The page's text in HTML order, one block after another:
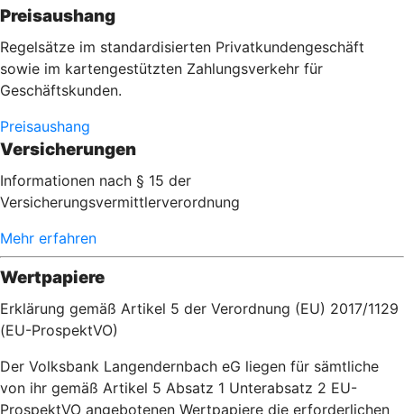
Preisaushang
Regelsätze im standardisierten Privatkundengeschäft
sowie im kartengestützten Zahlungsverkehr für
Geschäftskunden.
Preisaushang
Versicherungen
Informationen nach § 15 der
Versicherungsvermittlerverordnung
Mehr erfahren
Wertpapiere
Erklärung gemäß Artikel 5 der Verordnung (EU) 2017/1129
(EU-ProspektVO)
Der Volksbank Langendernbach eG liegen für sämtliche
von ihr gemäß Artikel 5 Absatz 1 Unterabsatz 2 EU-
ProspektVO angebotenen Wertpapiere die erforderlichen